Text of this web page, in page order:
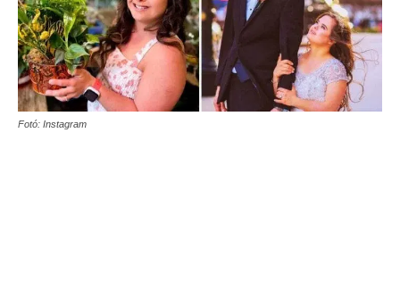
Fotó: Instagram